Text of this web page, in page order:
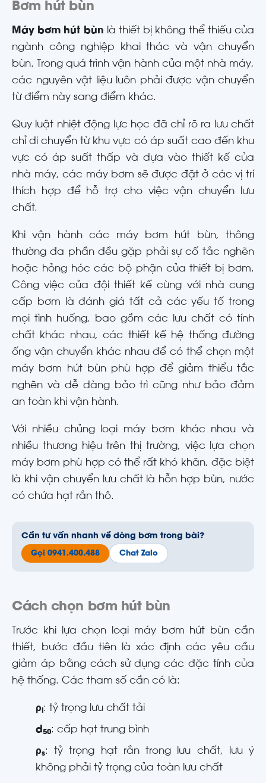
Bơm hút bùn
Máy bơm hút bùn là thiết bị không thể thiếu của
ngành công nghiệp khai thác và vận chuyển
bùn. Trong quá trình vận hành của một nhà máy,
các nguyên vật liệu luôn phải được vận chuyển
từ điểm này sang điểm khác.
Quy luật nhiệt động lực học đã chỉ rõ ra lưu chất
chỉ di chuyển từ khu vực có áp suất cao đến khu
vực có áp suất thấp và dựa vào thiết kế của
nhà máy, các máy bơm sẽ được đặt ở các vị trí
thích hợp để hỗ trợ cho việc vận chuyển lưu
chất.
Khi vận hành các máy bơm hút bùn, thông
thường đa phần đều gặp phải sự cố tắc nghẽn
hoặc hỏng hóc các bộ phận của thiết bị bơm.
Công việc của đội thiết kế cùng với nhà cung
cấp bơm là đánh giá tất cả các yếu tố trong
mọi tình huống, bao gồm các lưu chất có tính
chất khác nhau, các thiết kế hệ thống đường
ống vận chuyển khác nhau để có thể chọn một
máy bơm hút bùn phù hợp để giảm thiểu tắc
nghẽn và dễ dàng bảo trì cũng như bảo đảm
an toàn khi vận hành.
Với nhiều chủng loại máy bơm khác nhau và
nhiều thương hiệu trên thị trường, việc lựa chọn
máy bơm phù hợp có thể rất khó khăn, đặc biệt
là khi vận chuyển lưu chất là hỗn hợp bùn, nước
có chứa hạt rắn thô.
Cần tư vấn nhanh về dòng bơm trong bài?
Gọi 0941.400.488 Chat Zalo
Cách chọn bơm hút bùn
Trước khi lựa chọn loại máy bơm hút bùn cần
thiết, bước đầu tiên là xác định các yêu cầu
giảm áp bằng cách sử dụng các đặc tính của
hệ thống. Các tham số cần có là:
ρ : tỷ trọng lưu chất tải
d 50: cấp hạt trung bình
ρs: tỷ trọng hạt rắn trong lưu chất, lưu ý
không phải tỷ trọng của toàn lưu chất